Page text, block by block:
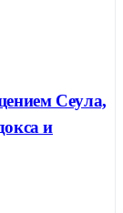
Сеула,
и